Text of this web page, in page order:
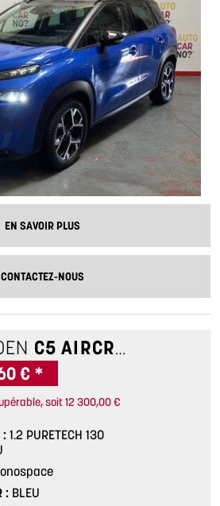
EN SAVOIR PLUS
CONTACTEZ-NOUS
C5 AIRCROSS
€ *
soit 12 300,00 €
1.2 PURETECH 130
BLEU